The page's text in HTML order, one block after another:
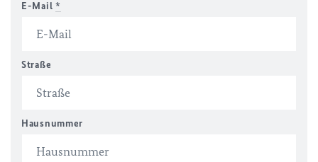
E-Mail *
Straße
Hausnummer